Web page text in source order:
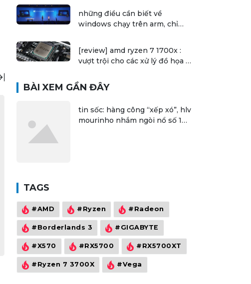
những điều cần biết về
windows chạy trên arm, chỉ
[review] amd ryzen 7 1700x :
vượt trội cho các xử lý đồ họa và
BÀI XEM GẦN ĐÂY
tin sốc: hàng công “xếp xó”, hlv
mourinho nhắm ngòi nổ số 1
TAGS
#AMD #Ryzen #Radeon
#Borderlands 3 #GIGABYTE
#X570 #RX5700 #RX5700XT
#Ryzen 7 3700X #Vega